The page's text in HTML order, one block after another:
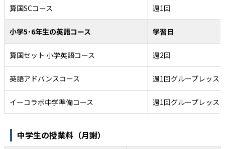
算国SCコース 週1回
小学5･6年生の英語コース 学習日
算国セット 小学英語コース 週2回
英語アドバンスコース 週1回グループレッス
イーコラボ中学準備コース 週1回グループレッス
中学生の授業料（月謝）